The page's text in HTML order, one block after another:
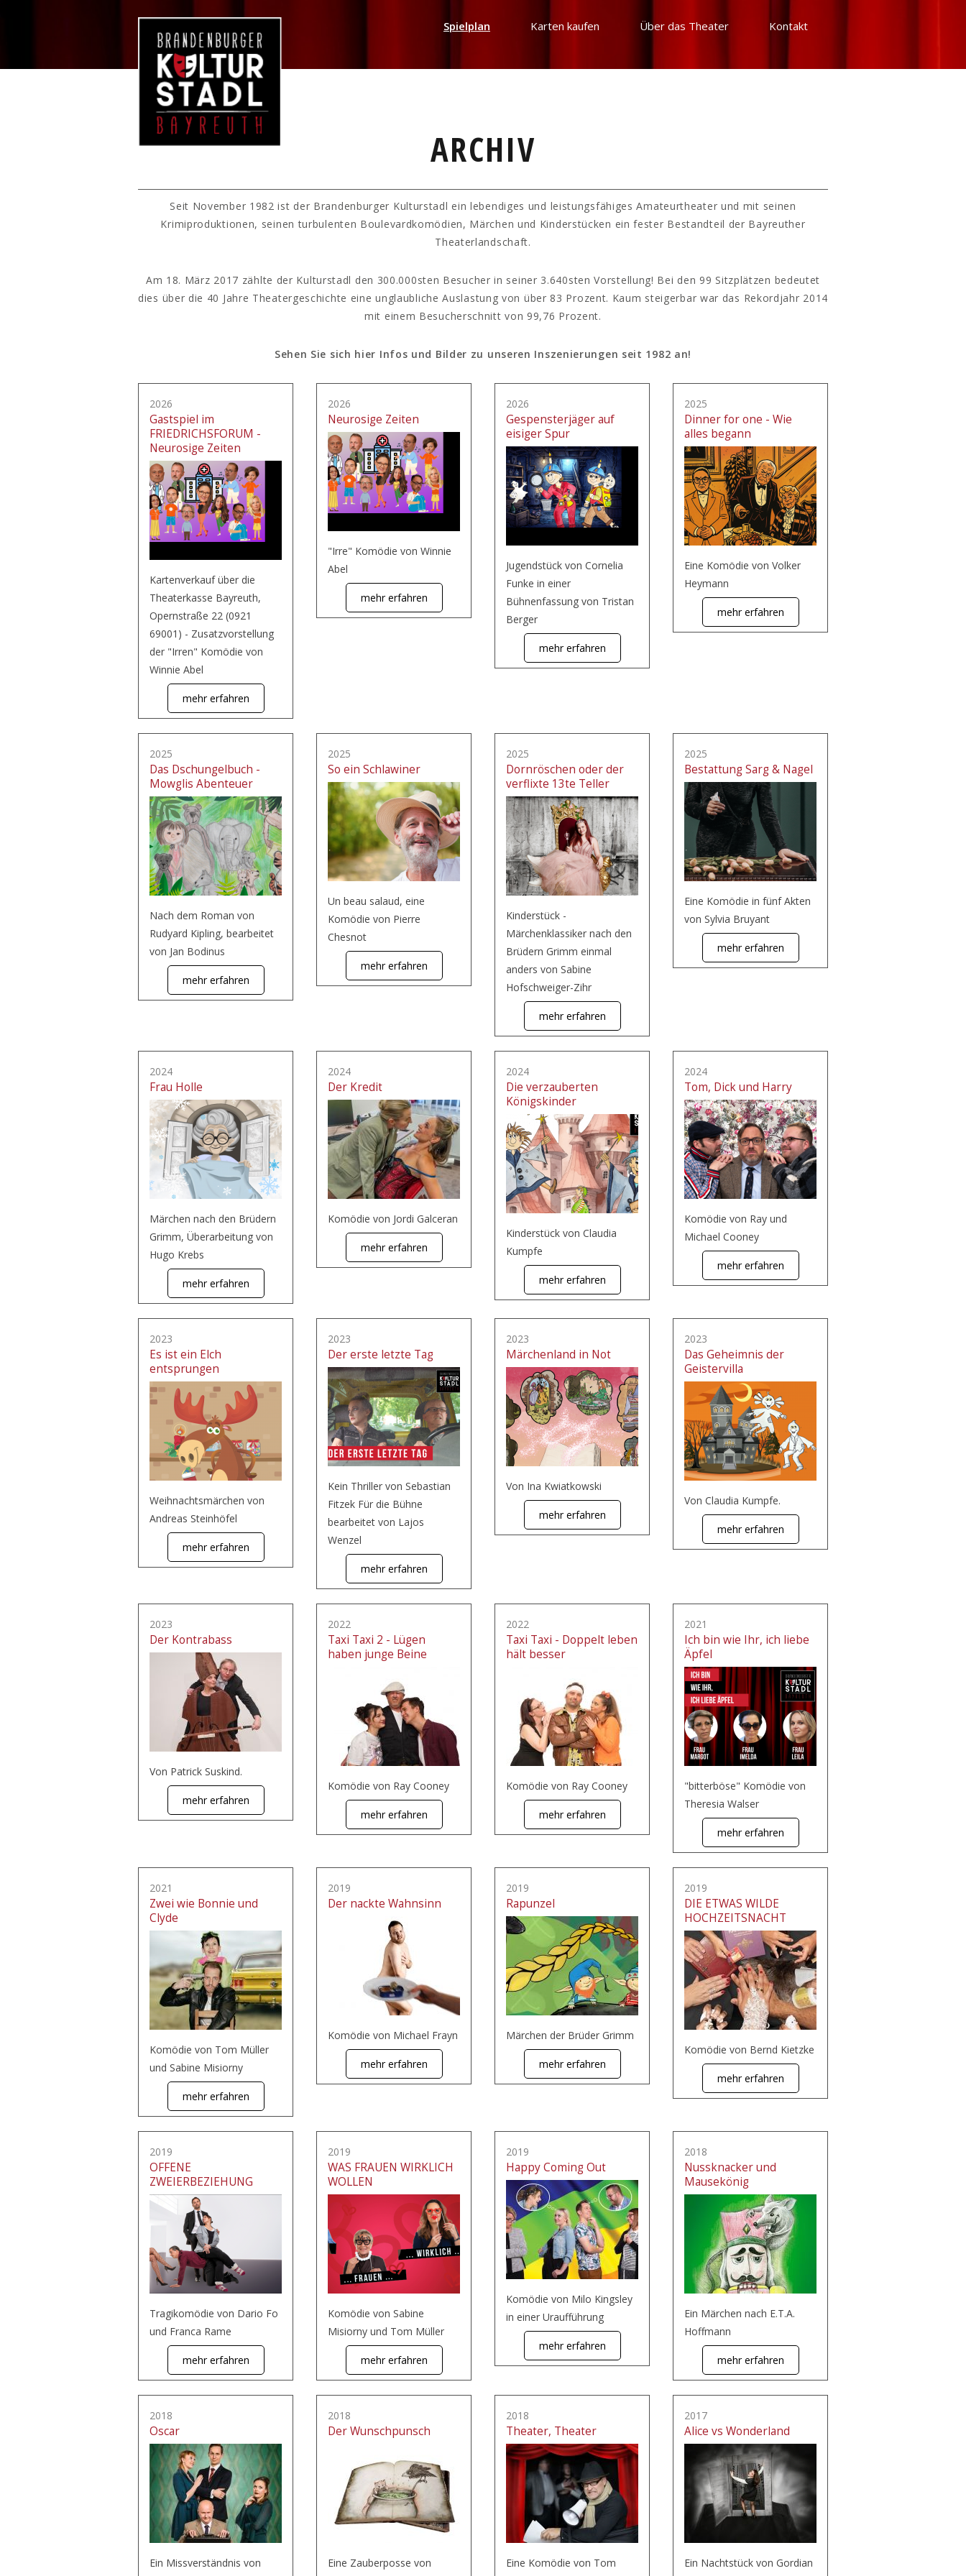
Spielplan Karten kaufen Über das Theater Kontakt
ARCHIV
Seit November 1982 ist der Brandenburger Kulturstadl ein lebendiges und leistungsfähiges Amateurtheater und mit seinen
Krimiproduktionen, seinen turbulenten Boulevardkomödien, Märchen und Kinderstücken ein fester Bestandteil der Bayreuther
Theaterlandschaft.
Am 18. März 2017 zählte der Kulturstadl den 300.000sten Besucher in seiner 3.640sten Vorstellung! Bei den 99 Sitzplätzen bedeutet
dies über die 40 Jahre Theatergeschichte eine unglaubliche Auslastung von über 83 Prozent. Kaum steigerbar war das Rekordjahr 2014
mit einem Besucherschnitt von 99,76 Prozent.
Sehen Sie sich hier Infos und Bilder zu unseren Inszenierungen seit 1982 an!
2026
Gastspiel im
FRIEDRICHSFORUM -
Neurosige Zeiten
Kartenverkauf über die
Theaterkasse Bayreuth,
Opernstraße 22 (0921
69001) - Zusatzvorstellung
der "Irren" Komödie von
Winnie Abel
mehr erfahren
2026
Neurosige Zeiten
"Irre" Komödie von Winnie
Abel
mehr erfahren
2026
Gespensterjäger auf
eisiger Spur
Jugendstück von Cornelia
Funke in einer
Bühnenfassung von Tristan
Berger
mehr erfahren
2025
Dinner for one - Wie
alles begann
Eine Komödie von Volker
Heymann
mehr erfahren
2025
Das Dschungelbuch -
Mowglis Abenteuer
Nach dem Roman von
Rudyard Kipling, bearbeitet
von Jan Bodinus
mehr erfahren
2025
So ein Schlawiner
Un beau salaud, eine
Komödie von Pierre
Chesnot
mehr erfahren
2025
Dornröschen oder der
verflixte 13te Teller
Kinderstück -
Märchenklassiker nach den
Brüdern Grimm einmal
anders von Sabine
Hofschweiger-Zihr
mehr erfahren
2025
Bestattung Sarg & Nagel
Eine Komödie in fünf Akten
von Sylvia Bruyant
mehr erfahren
2024
Frau Holle
Märchen nach den Brüdern
Grimm, Überarbeitung von
Hugo Krebs
mehr erfahren
2024
Der Kredit
Komödie von Jordi Galceran
mehr erfahren
2024
Die verzauberten
Königskinder
Kinderstück von Claudia
Kumpfe
mehr erfahren
2024
Tom, Dick und Harry
Komödie von Ray und
Michael Cooney
mehr erfahren
2023
Es ist ein Elch
entsprungen
Weihnachtsmärchen von
Andreas Steinhöfel
mehr erfahren
2023
Der erste letzte Tag
Kein Thriller von Sebastian
Fitzek Für die Bühne
bearbeitet von Lajos
Wenzel
mehr erfahren
2023
Märchenland in Not
Von Ina Kwiatkowski
mehr erfahren
2023
Das Geheimnis der
Geistervilla
Von Claudia Kumpfe.
mehr erfahren
2023
Der Kontrabass
Von Patrick Suskind.
mehr erfahren
2022
Taxi Taxi 2 - Lügen
haben junge Beine
Komödie von Ray Cooney
mehr erfahren
2022
Taxi Taxi - Doppelt leben
hält besser
Komödie von Ray Cooney
mehr erfahren
2021
Ich bin wie Ihr, ich liebe
Äpfel
"bitterböse" Komödie von
Theresia Walser
mehr erfahren
2021
Zwei wie Bonnie und
Clyde
Komödie von Tom Müller
und Sabine Misiorny
mehr erfahren
2019
Der nackte Wahnsinn
Komödie von Michael Frayn
mehr erfahren
2019
Rapunzel
Märchen der Brüder Grimm
mehr erfahren
2019
DIE ETWAS WILDE
HOCHZEITSNACHT
Komödie von Bernd Kietzke
mehr erfahren
2019
OFFENE
ZWEIERBEZIEHUNG
Tragikomödie von Dario Fo
und Franca Rame
mehr erfahren
2019
WAS FRAUEN WIRKLICH
WOLLEN
Komödie von Sabine
Misiorny und Tom Müller
mehr erfahren
2019
Happy Coming Out
Komödie von Milo Kingsley
in einer Uraufführung
mehr erfahren
2018
Nussknacker und
Mausekönig
Ein Märchen nach E.T.A.
Hoffmann
mehr erfahren
2018
Oscar
Ein Missverständnis von
2018
Der Wunschpunsch
Eine Zauberposse von
2018
Theater, Theater
Eine Komödie von Tom
2017
Alice vs Wonderland
Ein Nachtstück von Gordian